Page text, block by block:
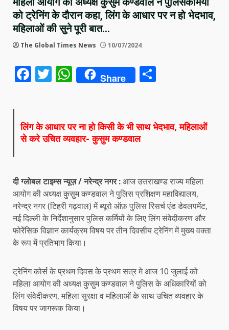
को ट्रेनिंग के दौरान कहा, लिंग के आधार पर न हो भेदभाव,
महिलाओं की सुने पूरी बात…
The Global Times News 10/07/2024
Facebook
Twitter
WhatsApp
Share
लिंग के आधार पर ना हो किसी के भी साथ भेदभाव, महिलाओं
से करे उचित व्यवहार- कुसुम कण्डवाल
दी ग्लोबल टाइम्स न्यूज़ / नरेन्द्र नगर :आज उत्तराखण्ड राज्य महिला
आयोग की अध्यक्ष कुसुम कण्डवाल ने पुलिस प्रशिक्षण महाविद्यालय,
नरेन्द्र नगर (टिहरी गढ़वाल) में ब्यूरो ऑफ़ पुलिस रिसर्च एंड डेवलपमेंट,
नई दिल्ली के निर्देशानुसार पुलिस कर्मियों के लिए लिंग संवेदीकरण और
फोरेंसिक विज्ञान कार्यक्रम विषय पर तीन दिवसीय ट्रेनिंग में मुख्य वक्ता
के रूप में प्रतिभाग किया।
ट्रेनिंग कोर्स के प्रथम दिवस के प्रथम सत्र मे आज 10 जुलाई को
महिला आयोग की अध्यक्ष कुसुम कण्डवाल ने पुलिस के अधिकारियों को
लिंग संवेदीकरण, महिला सुरक्षा व महिलाओं के साथ उचित व्यवहार के
विषय पर जागरूक किया।